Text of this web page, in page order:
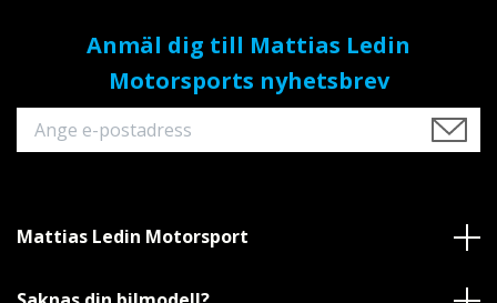
Anmäl dig till Mattias Ledin
Motorsports nyhetsbrev
Mattias Ledin Motorsport